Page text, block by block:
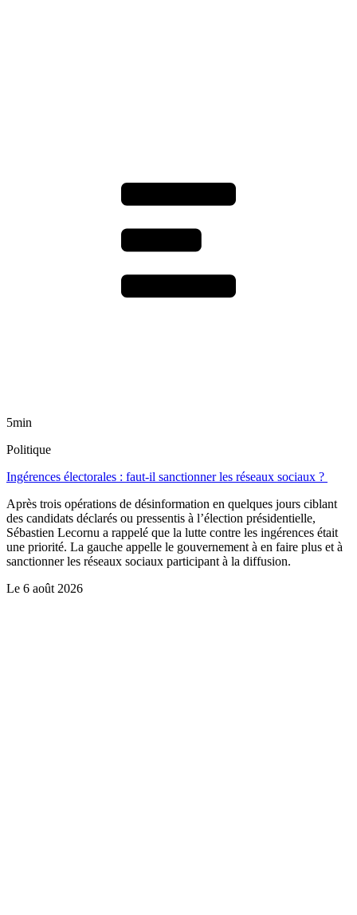
5min
Politique
Ingérences électorales : faut-il sanctionner les réseaux sociaux ?
Après trois opérations de désinformation en quelques jours ciblant
des candidats déclarés ou pressentis à l’élection présidentielle,
Sébastien Lecornu a rappelé que la lutte contre les ingérences était
une priorité. La gauche appelle le gouvernement à en faire plus et à
sanctionner les réseaux sociaux participant à la diffusion.
Le 6 août 2026